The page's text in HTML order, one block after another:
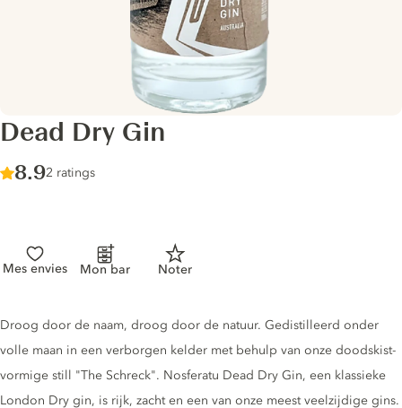
Dead Dry Gin
Score :
8.9/ 10
2 ratings
Mes envies Mon bar Noter
Gin description
Droog door de naam, droog door de natuur. Gedistilleerd onder
volle maan in een verborgen kelder met behulp van onze doodskist-
vormige still "The Schreck". Nosferatu Dead Dry Gin, een klassieke
London Dry gin, is rijk, zacht en een van onze meest veelzijdige gins.